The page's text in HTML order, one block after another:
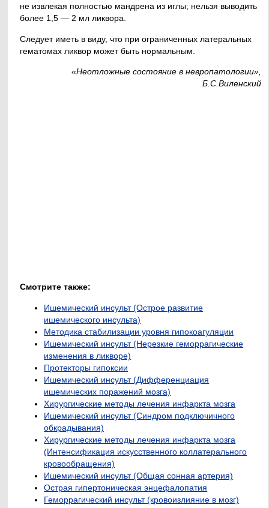
не извлекая полностью мандрена из иглы; нельзя выводить
более 1,5 — 2 мл ликвора.
Следует иметь в виду, что при ограниченных латеральных
гематомах ликвор может быть нормальным.
«Неотложные состояние в невропатологии»,
Б.С.Виленский
Смотрите также:
Ишемический инсульт (Острое развитие
ишемического инсульта)
Методика стабилизации уровня гипокоагуляции
Ишемический инсульт (Нерезкие геморрагические
изменения в ликворе)
Протекторы гипоксии
Ишемический инсульт (Дифференциация
ишемических поражений мозга)
Хирургические методы лечения инфаркта мозга
Ишемический инсульт (Синдром подключичного
обкрадывания)
Хирургические методы лечения инфаркта мозга
(Интенсификация искусственного коллатерального
кровообращения)
Ишемический инсульт (Общая сонная артерия)
Острая гипертоническая энцефалопатия
Геморрагический инсульт (кровоизлияние в мозг)